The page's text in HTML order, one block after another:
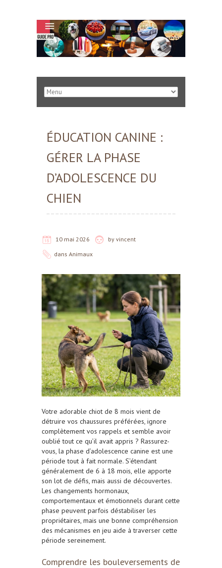
ÉDUCATION CANINE :
GÉRER LA PHASE
D’ADOLESCENCE DU
CHIEN
10 mai 2026 by vincent
dans Animaux
Votre adorable chiot de 8 mois vient de
détruire vos chaussures préférées, ignore
complètement vos rappels et semble avoir
oublié tout ce qu’il avait appris ? Rassurez-
vous, la phase d’adolescence canine est une
période tout à fait normale. S’étendant
généralement de 6 à 18 mois, elle apporte
son lot de défis, mais aussi de découvertes.
Les changements hormonaux,
comportementaux et émotionnels durant cette
phase peuvent parfois déstabiliser les
propriétaires, mais une bonne compréhension
des mécanismes en jeu aide à traverser cette
période sereinement.
Comprendre les bouleversements de